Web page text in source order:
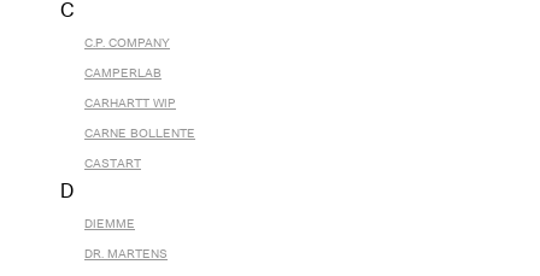
C
C.P. COMPANY
CAMPERLAB
CARHARTT WIP
CARNE BOLLENTE
CASTART
D
DIEMME
DR. MARTENS